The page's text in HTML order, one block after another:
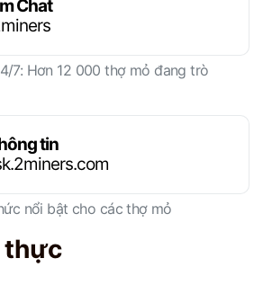
Chat
7: Hơn 12 000 thợ mỏ đang trò
tin
nổi bật cho các thợ mỏ
thực